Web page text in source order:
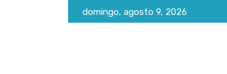
domingo, agosto 9, 2026